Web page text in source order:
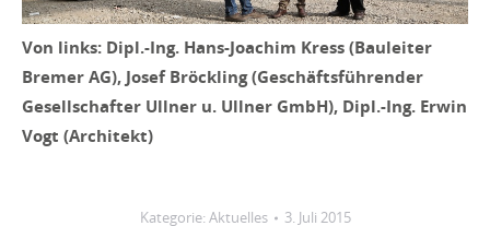
Von links: Dipl.-Ing. Hans-Joachim Kress (Bauleiter
Bremer AG), Josef Bröckling (Geschäftsführender
Gesellschafter Ullner u. Ullner GmbH), Dipl.-Ing. Erwin
Vogt (Architekt)
Kategorie:Aktuelles 3. Juli 2015